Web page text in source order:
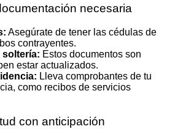
necesaria
Asegúrate de tener las cédulas de
contrayentes.
soltería: Estos documentos son
estar actualizados.
Lleva comprobantes de tu
como recibos de servicios
con anticipación